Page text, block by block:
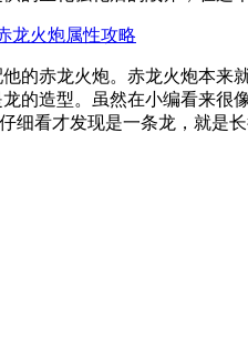
的赤龙火炮。赤龙火炮本
的造型。虽然在小编看来
仔细看才发现是一条龙，